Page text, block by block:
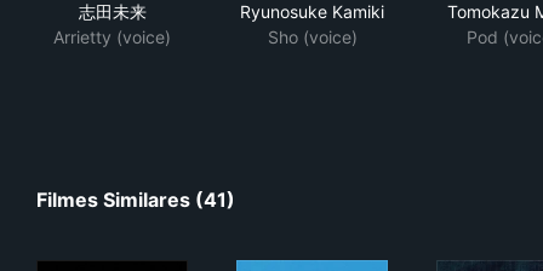
志田未来
Arrietty (voice)
Ryunosuke Kamiki
Sho (voice)
Tomokazu
Pod
Filmes Similares (41)